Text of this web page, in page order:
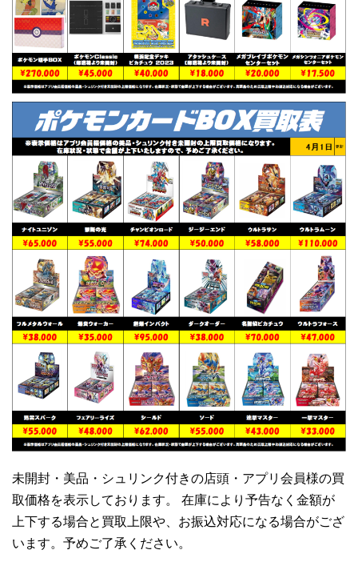
未開封・美品・シュリンク付きの店頭・アプリ会員様の買
取価格を表示しております。 在庫により予告なく金額が
上下する場合と買取上限や、お振込対応になる場合がござ
います。予めご了承ください。